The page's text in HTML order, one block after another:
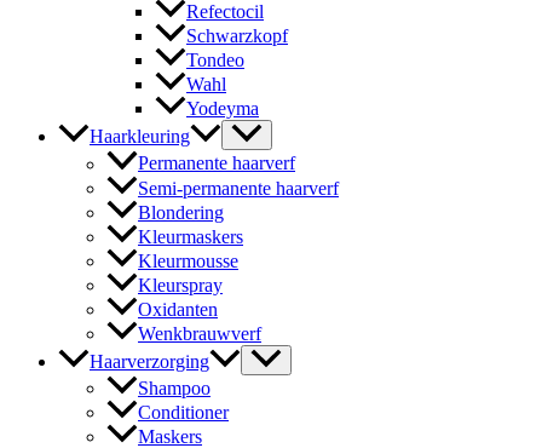
Refectocil
Schwarzkopf
Tondeo
Wahl
Yodeyma
Haarkleuring
Permanente haarverf
Semi-permanente haarverf
Blondering
Kleurmaskers
Kleurmousse
Kleurspray
Oxidanten
Wenkbrauwverf
Haarverzorging
Shampoo
Conditioner
Maskers